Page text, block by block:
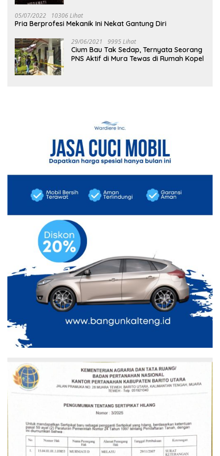
05/07/2022 10306 Lihat
Pria Berprofesi Mekanik Ini Nekat Gantung Diri
29/06/2021 9995 Lihat
Cium Bau Tak Sedap, Ternyata Seorang
PNS Aktif di Mura Tewas di Rumah Kopel